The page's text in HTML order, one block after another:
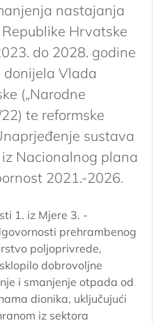
nastajanja
Hrvatske
do 2028. godine
donijela Vlada
(„Narodne
te reformske
sustava
Nacionalnog plana
2021.-2026.
1. iz Mjere 3. -
prehrambenog
poljoprivrede,
dobrovoljne
i smanjenje otpada od
dionika, uključujući
iz sektora